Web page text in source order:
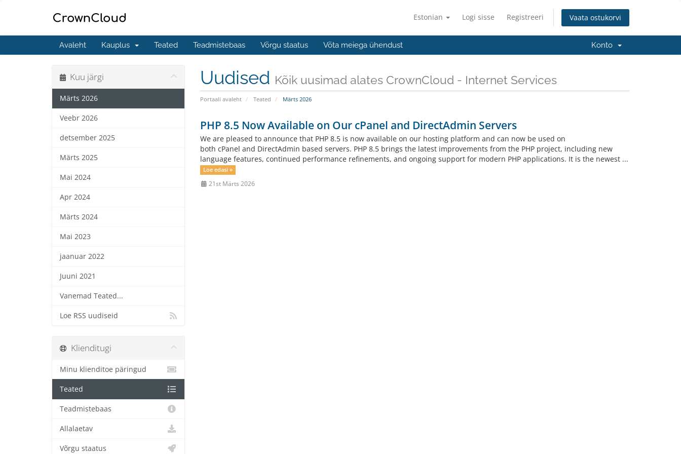
Estonian Logi sisse Registreeri Vaata ostukorvi
Avaleht Kauplus Teated Teadmistebaas Võrgu staatus Võta meiega ühendust Konto
Uudised Kõik uusimad alates CrownCloud - Internet Services
Portaali avaleht Teated Märts 2026
Kuu järgi
Märts 2026
Veebr 2026
detsember 2025
Märts 2025
Mai 2024
Apr 2024
Märts 2024
Mai 2023
jaanuar 2022
Juuni 2021
Vanemad Teated...
Loe RSS uudiseid
PHP 8.5 Now Available on Our cPanel and DirectAdmin Servers
We are pleased to announce that PHP 8.5 is now available on our hosting platform and can now be used on
both cPanel and DirectAdmin based servers. PHP 8.5 brings the latest improvements from the PHP project, including new
language features, continued performance refinements, and ongoing support for modern PHP applications. It is the newest ...
Loe edasi »
21st Märts 2026
Klienditugi
Minu klienditoe päringud
Teated
Teadmistebaas
Allalaetav
Võrgu staatus